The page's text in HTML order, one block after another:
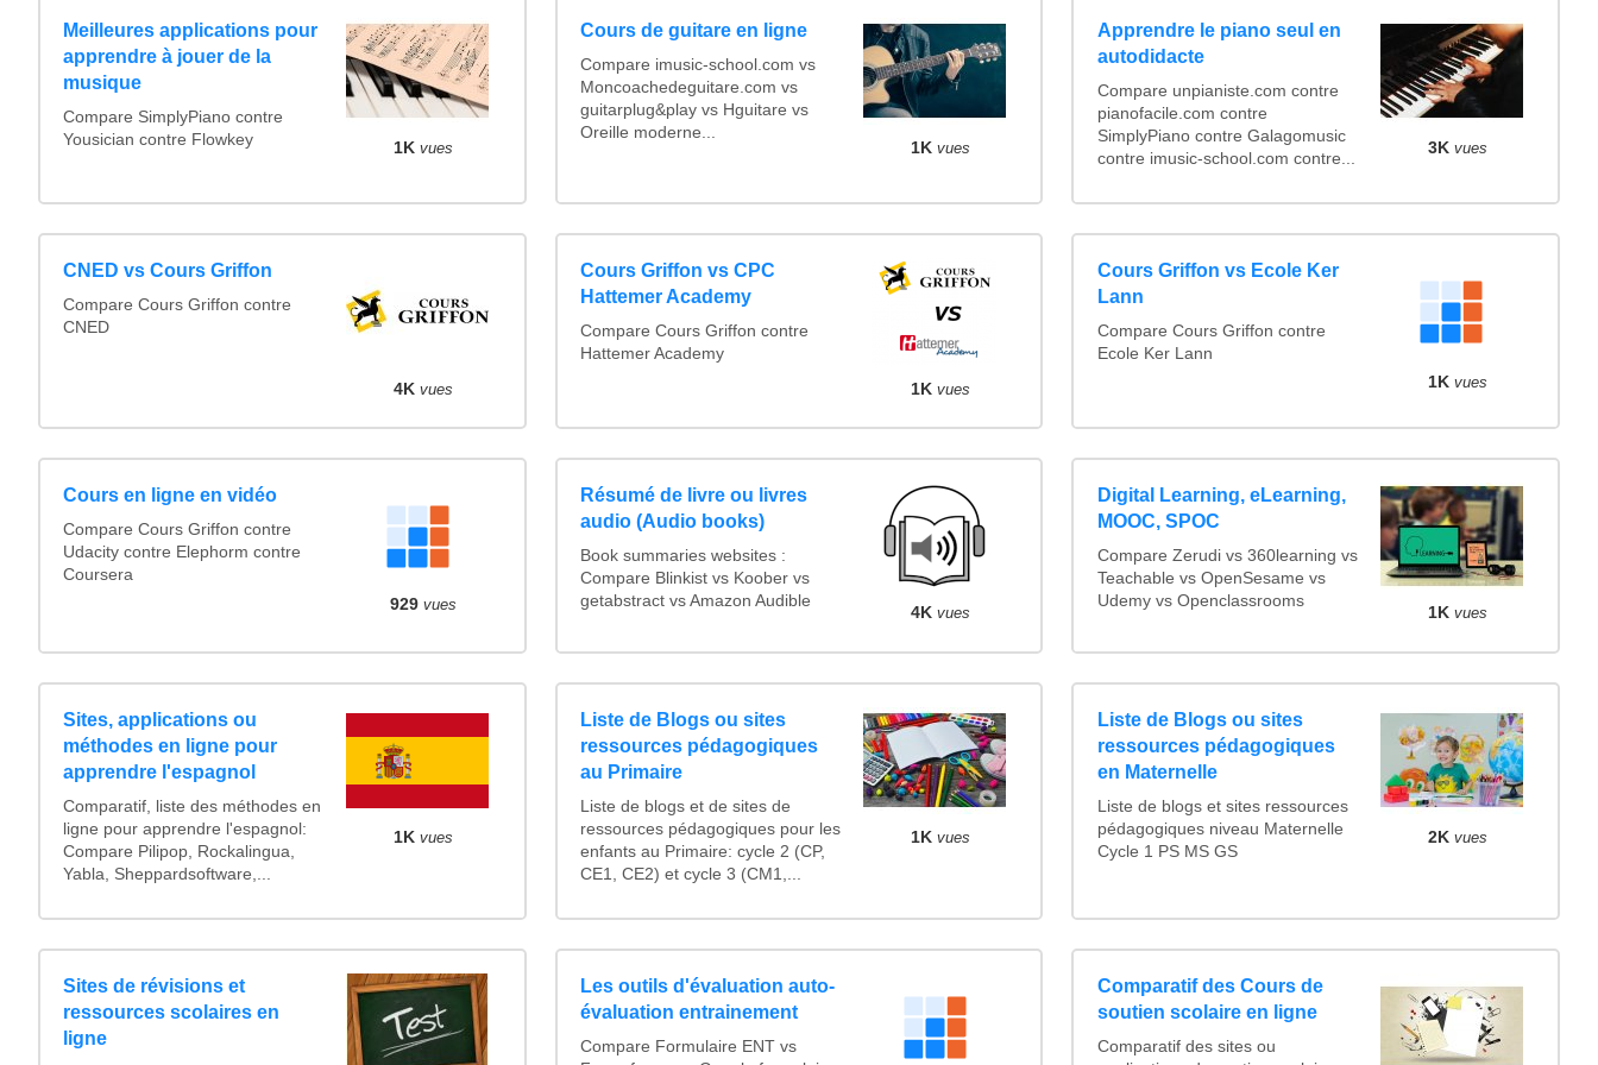
Meilleures applications pour
apprendre à jouer de la
musique
Compare SimplyPiano contre
Yousician contre Flowkey
1K vues
Cours de guitare en ligne
Compare imusic-school.com vs
Moncoachedeguitare.com vs
guitarplug&play vs Hguitare vs
Oreille moderne...
1K vues
Apprendre le piano seul en
autodidacte
Compare unpianiste.com contre
pianofacile.com contre
SimplyPiano contre Galagomusic
contre imusic-school.com contre...
3K vues
CNED vs Cours Griffon
Compare Cours Griffon contre
CNED
4K vues
Cours Griffon vs CPC
Hattemer Academy
Compare Cours Griffon contre
Hattemer Academy
1K vues
Cours Griffon vs Ecole Ker
Lann
Compare Cours Griffon contre
Ecole Ker Lann
1K vues
Cours en ligne en vidéo
Compare Cours Griffon contre
Udacity contre Elephorm contre
Coursera
929vues
Résumé de livre ou livres
audio (Audio books)
Book summaries websites :
Compare Blinkist vs Koober vs
getabstract vs Amazon Audible
4K vues
Digital Learning, eLearning,
MOOC, SPOC
Compare Zerudi vs 360learning vs
Teachable vs OpenSesame vs
Udemy vs Openclassrooms
1K vues
Sites, applications ou
méthodes en ligne pour
apprendre l'espagnol
Comparatif, liste des méthodes en
ligne pour apprendre l'espagnol:
Compare Pilipop, Rockalingua,
Yabla, Sheppardsoftware,...
1K vues
Liste de Blogs ou sites
ressources pédagogiques
au Primaire
Liste de blogs et de sites de
ressources pédagogiques pour les
enfants au Primaire: cycle 2 (CP,
CE1, CE2) et cycle 3 (CM1,...
1K vues
Liste de Blogs ou sites
ressources pédagogiques
en Maternelle
Liste de blogs et sites ressources
pédagogiques niveau Maternelle
Cycle 1 PS MS GS
2K vues
Sites de révisions et
ressources scolaires en
ligne
Les outils d'évaluation auto-
évaluation entrainement
Compare Formulaire ENT vs
Comparatif des Cours de
soutien scolaire en ligne
Comparatif des sites ou